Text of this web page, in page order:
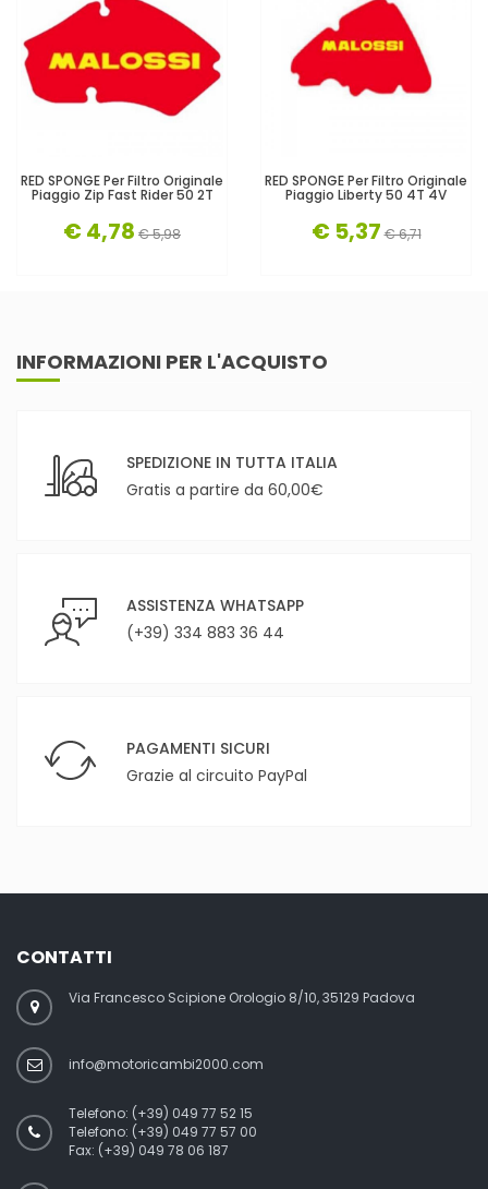
RED SPONGE Per Filtro Originale
Piaggio Zip Fast Rider 50 2T
€ 4,78 € 5,98
RED SPONGE Per Filtro Originale
Piaggio Liberty 50 4T 4V
€ 5,37 € 6,71
INFORMAZIONI PER L'ACQUISTO
SPEDIZIONE IN TUTTA ITALIA
Gratis a partire da 60,00€
ASSISTENZA WHATSAPP
(+39) 334 883 36 44
PAGAMENTI SICURI
Grazie al circuito PayPal
CONTATTI
Via Francesco Scipione Orologio 8/10, 35129 Padova
info@motoricambi2000.com
Telefono: (+39) 049 77 52 15
Telefono: (+39) 049 77 57 00
Fax: (+39) 049 78 06 187